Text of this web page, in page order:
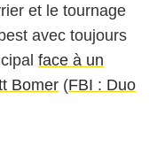
et le tournage
avec toujours
face à un
Bomer (FBI : Duo